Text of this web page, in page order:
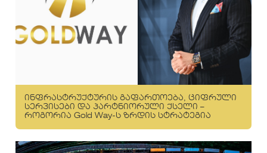
ინფრასტრუქტურის გაფართოება, ციფრული
სერვისები და პარტნიორული ქსელი –
როგორია Gold Way-ს ზრდის სტრატეგია